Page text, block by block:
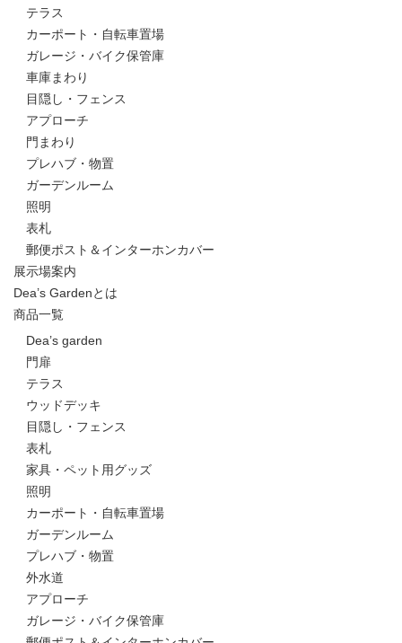
テラス
カーポート・自転車置場
ガレージ・バイク保管庫
車庫まわり
目隠し・フェンス
アプローチ
門まわり
プレハブ・物置
ガーデンルーム
照明
表札
郵便ポスト＆インターホンカバー
展示場案内
Dea’s Gardenとは
商品一覧
Dea’s garden
門扉
テラス
ウッドデッキ
目隠し・フェンス
表札
家具・ペット用グッズ
照明
カーポート・自転車置場
ガーデンルーム
プレハブ・物置
外水道
アプローチ
ガレージ・バイク保管庫